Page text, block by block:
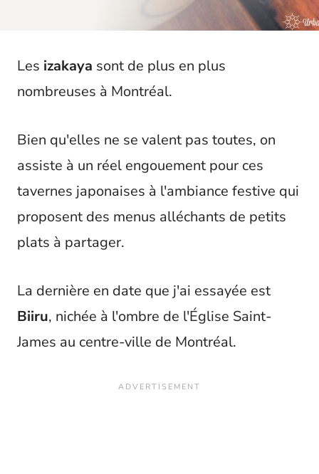
Les izakaya sont de plus en plus
nombreuses à Montréal.
Bien qu'elles ne se valent pas toutes, on
assiste à un réel engouement pour ces
tavernes japonaises à l'ambiance festive qui
proposent des menus alléchants de petits
plats à partager.
La dernière en date que j'ai essayée est
Biiru, nichée à l'ombre de l'Église Saint-
James au centre-ville de Montréal.